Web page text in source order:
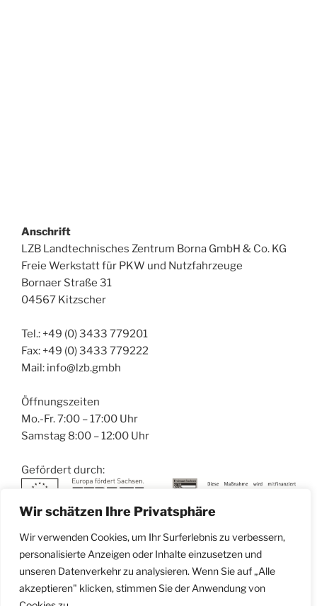
Wir schätzen Ihre Privatsphäre
Wir verwenden Cookies, um Ihr Surferlebnis zu verbessern,
personalisierte Anzeigen oder Inhalte einzusetzen und
unseren Datenverkehr zu analysieren. Wenn Sie auf „Alle
akzeptieren" klicken, stimmen Sie der Anwendung von
Anschrift
LZB Landtechnisches Zentrum Borna GmbH & Co. KG
Freie Werkstatt für PKW und Nutzfahrzeuge
Bornaer Straße 31
04567 Kitzscher
Tel.: +49 (0) 3433 779201
Fax: +49 (0) 3433 779222
Mail: info@lzb.gmbh
Öffnungszeiten
Mo.-Fr. 7:00 – 17:00 Uhr
Samstag 8:00 – 12:00 Uhr
Gefördert durch:
E-
FacebookInstagram